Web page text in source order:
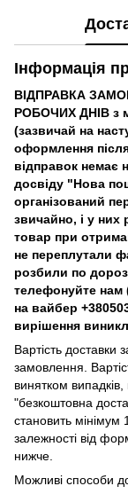
Інформація
ВІДПРАВКА
РОБОЧИХ ДНІВ з
(зазвичай на
оформлення
відправок
досвіду "Нова
організований
звичайно, і у них
товар при
не переплутали
розбили по
телефонуйте
на вайбер
вирішення
Вартість доставки
замовлення.
винятком
"безкоштовна
становить мінімум
залежності від
нижче.
Можливі способи